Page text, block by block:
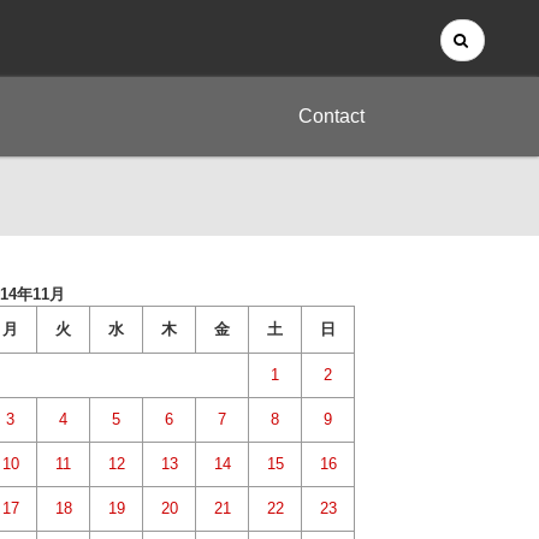
Contact
年11月
月
火 水 木 金 土 日
1 2
3 4 5 6 7 8 9
10 11 12 13 14 15 16
17 18 19 20 21 22 23